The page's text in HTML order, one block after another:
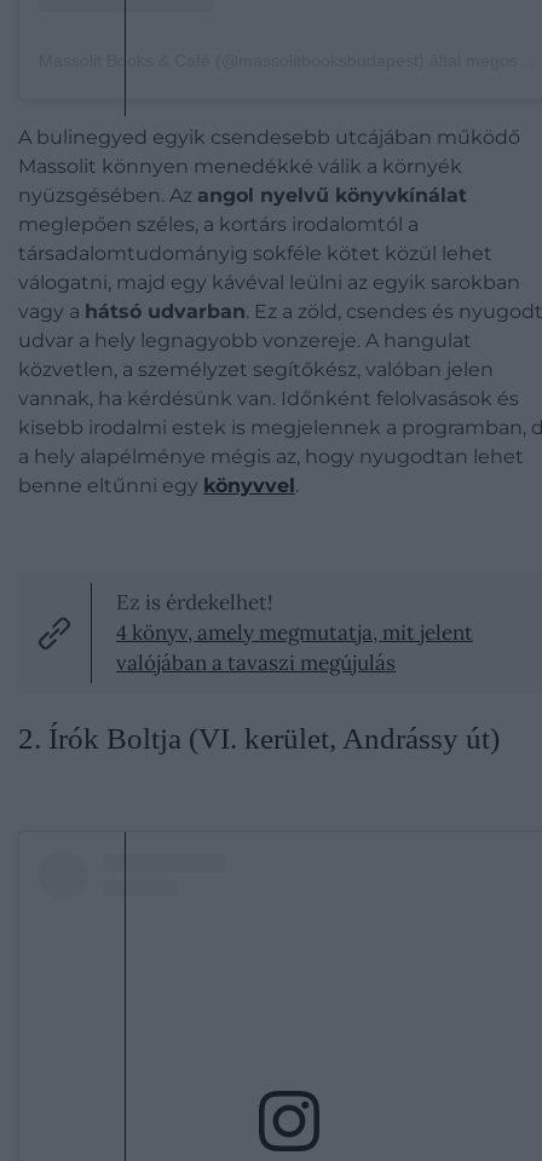
A bulinegyed egyik csendesebb utcájában működő
Massolit könnyen menedékké válik a környék
nyüzsgésében. Az angol nyelvű könyvkínálat
meglepően széles, a kortárs irodalomtól a
társadalomtudományig sokféle kötet közül lehet
válogatni, majd egy kávéval leülni az egyik sarokban
vagy a hátsó udvarban. Ez a zöld, csendes és nyugodt
udvar a hely legnagyobb vonzereje. A hangulat
közvetlen, a személyzet segítőkész, valóban jelen
vannak, ha kérdésünk van. Időnként felolvasások és
kisebb irodalmi estek is megjelennek a programban,
a hely alapélménye mégis az, hogy nyugodtan lehet
benne eltűnni egy könyvvel .
Ez is érdekelhet!
4 könyv, amely megmutatja, mit jelent
valójában a tavaszi megújulás
2. Írók Boltja (VI. kerület, Andrássy út)